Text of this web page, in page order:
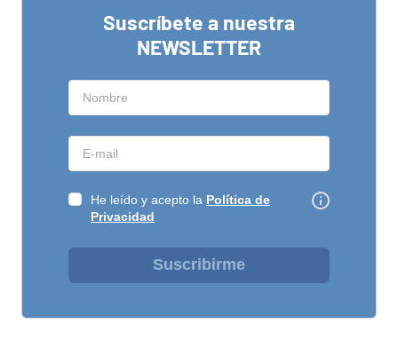
Suscríbete a nuestra
NEWSLETTER
He leído y acepto la Política de
Privacidad
Suscribirme